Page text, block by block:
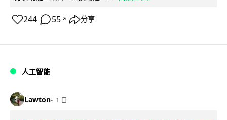
244 55 ↗ 分享
人工智能
Lawton 1 日